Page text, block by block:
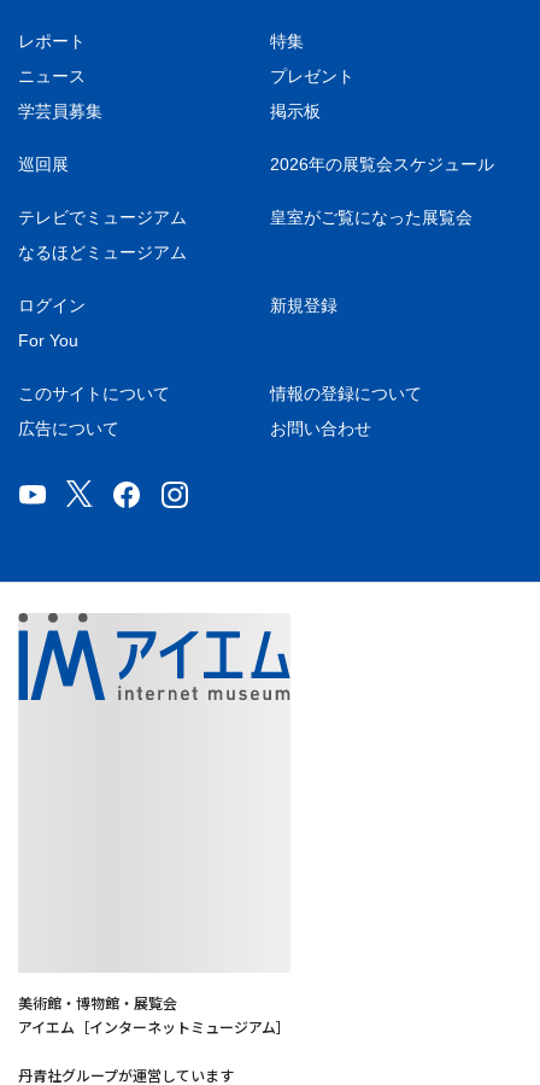
レポート
特集
ニュース
プレゼント
学芸員募集
掲示板
巡回展 2026年の展覧会スケジュール
テレビでミュージアム
皇室がご覧になった展覧会
なるほどミュージアム
ログイン
新規登録
For You
このサイトについて
情報の登録について
広告について
お問い合わせ
美術館・博物館・展覧会
アイエム［インターネットミュージアム］
丹青社グループが運営しています